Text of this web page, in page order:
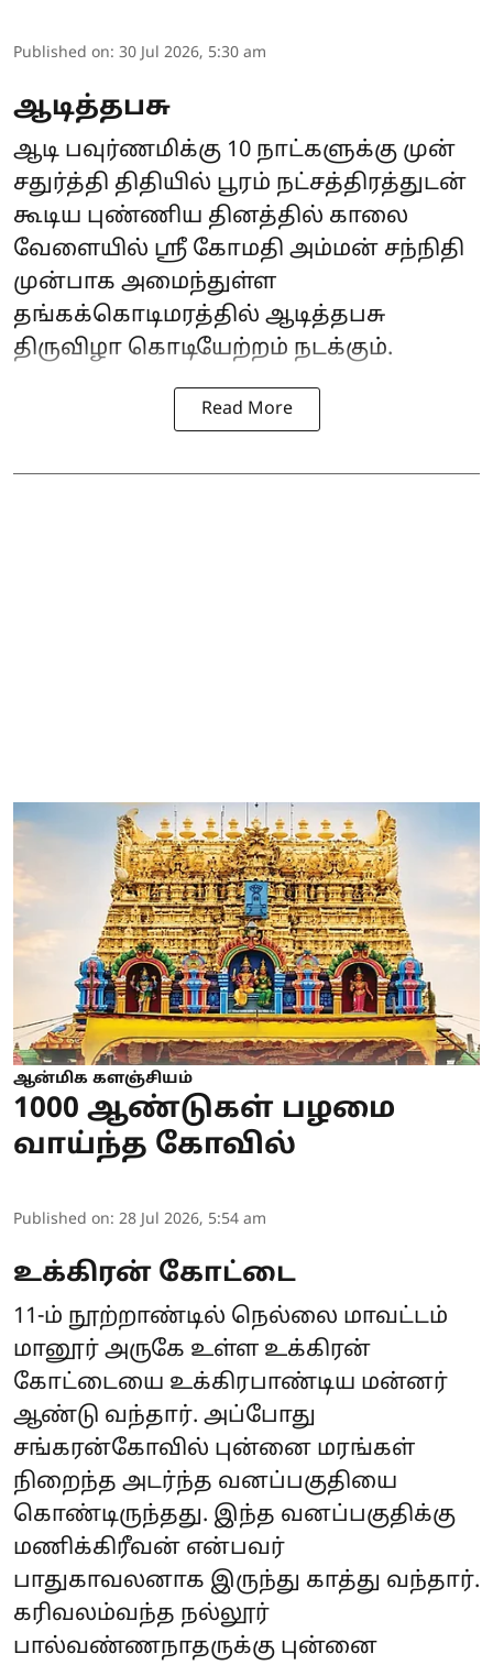
Published on: 30 Jul 2026, 5:30 am
ஆடித்தபசு
ஆடி பவுர்ணமிக்கு 10 நாட்களுக்கு முன்
சதுர்த்தி திதியில் பூரம் நட்சத்திரத்துடன்
கூடிய புண்ணிய தினத்தில் காலை
வேளையில் ஸ்ரீ கோமதி அம்மன் சந்நிதி
முன்பாக அமைந்துள்ள
தங்கக்கொடிமரத்தில் ஆடித்தபசு
திருவிழா கொடியேற்றம் நடக்கும்.
Read More
ஆன்மிக களஞ்சியம்
1000 ஆண்டுகள் பழமை
வாய்ந்த கோவில்
Published on: 28 Jul 2026, 5:54 am
உக்கிரன் கோட்டை
11-ம் நூற்றாண்டில் நெல்லை மாவட்டம்
மானூர் அருகே உள்ள உக்கிரன்
கோட்டையை உக்கிரபாண்டிய மன்னர்
ஆண்டு வந்தார். அப்போது
சங்கரன்கோவில் புன்னை மரங்கள்
நிறைந்த அடர்ந்த வனப்பகுதியை
கொண்டிருந்தது. இந்த வனப்பகுதிக்கு
மணிக்கிரீவன் என்பவர்
பாதுகாவலனாக இருந்து காத்து வந்தார்.
கரிவலம்வந்த நல்லூர்
பால்வண்ணநாதருக்கு புன்னை